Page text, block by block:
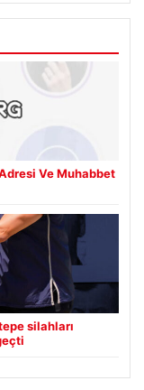
Ve Muhabbet
silahları